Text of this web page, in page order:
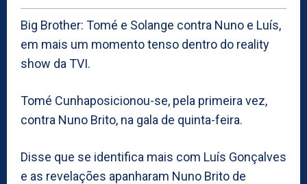
Big Brother: Tomé e Solange contra Nuno e Luís,
em mais um momento tenso dentro do reality
show da TVI.
Tomé Cunhaposicionou-se, pela primeira vez,
contra Nuno Brito, na gala de quinta-feira.
Disse que se identifica mais com Luís Gonçalves
e as revelações apanharam Nuno Brito de